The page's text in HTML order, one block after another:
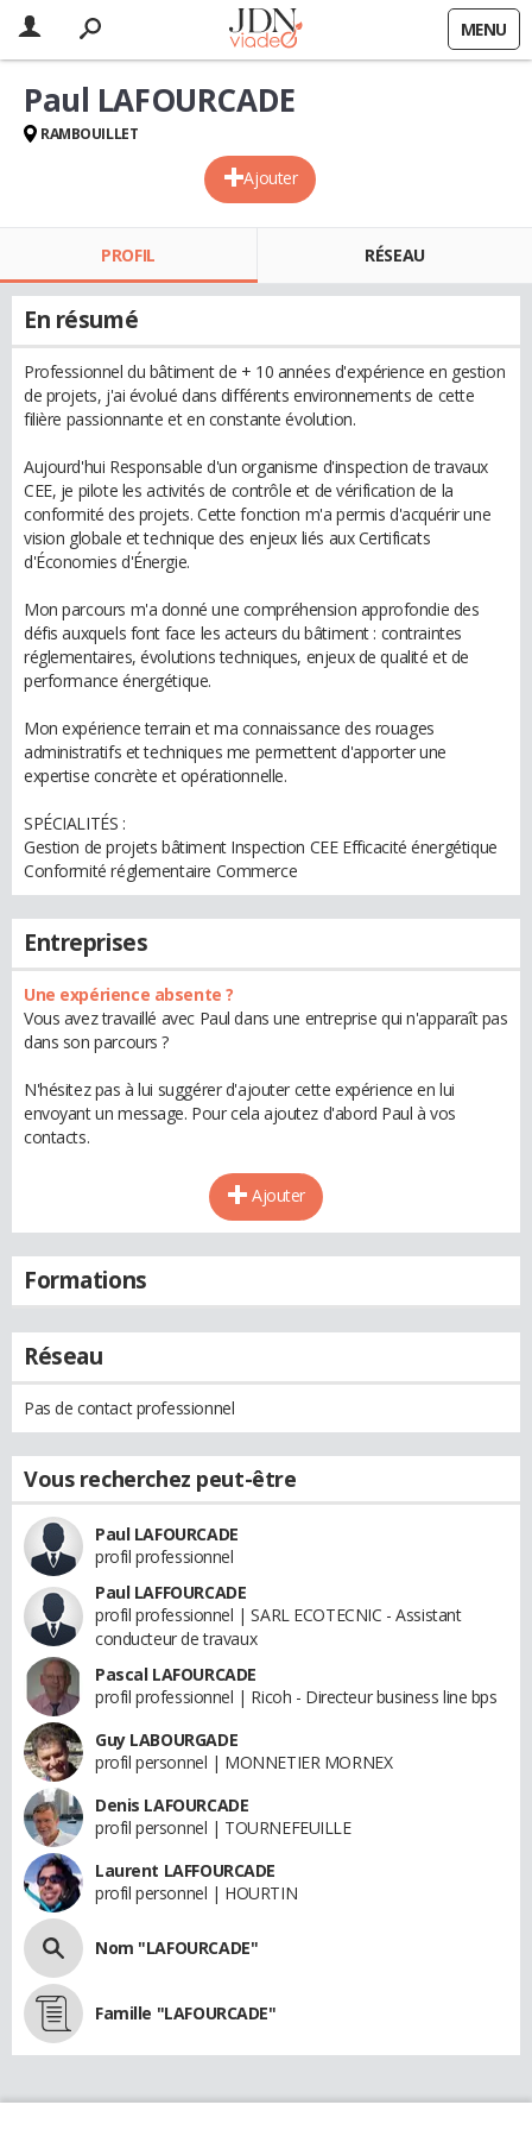
MENU
Ajouter
Paul LAFOURCADE
RAMBOUILLET
PROFIL RÉSEAU
En résumé
Professionnel du bâtiment de + 10 années d'expérience en gestion
de projets, j'ai évolué dans différents environnements de cette
filière passionnante et en constante évolution.
Aujourd'hui Responsable d'un organisme d'inspection de travaux
CEE, je pilote les activités de contrôle et de vérification de la
conformité des projets. Cette fonction m'a permis d'acquérir une
vision globale et technique des enjeux liés aux Certificats
d'Économies d'Énergie.
Mon parcours m'a donné une compréhension approfondie des
défis auxquels font face les acteurs du bâtiment : contraintes
réglementaires, évolutions techniques, enjeux de qualité et de
performance énergétique.
Mon expérience terrain et ma connaissance des rouages
administratifs et techniques me permettent d'apporter une
expertise concrète et opérationnelle.
SPÉCIALITÉS :
Gestion de projets bâtiment Inspection CEE Efficacité énergétique
Conformité réglementaire Commerce
Entreprises
Une expérience absente ?
Vous avez travaillé avec Paul dans une entreprise qui n'apparaît pas
dans son parcours ?
N'hésitez pas à lui suggérer d'ajouter cette expérience en lui
envoyant un message. Pour cela ajoutez d'abord Paul à vos
contacts.
Ajouter
Formations
Réseau
Pas de contact professionnel
Vous recherchez peut-être
Paul LAFOURCADE
profil professionnel
Paul LAFFOURCADE
profil professionnel | SARL ECOTECNIC - Assistant
conducteur de travaux
Pascal LAFOURCADE
profil professionnel | Ricoh - Directeur business line bps
Guy LABOURGADE
profil personnel | MONNETIER MORNEX
Denis LAFOURCADE
profil personnel | TOURNEFEUILLE
Laurent LAFFOURCADE
profil personnel | HOURTIN
Nom "LAFOURCADE"
Famille "LAFOURCADE"